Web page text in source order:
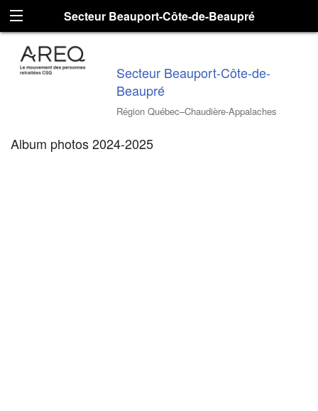
Secteur Beauport-Côte-de-Beaupré
Secteur Beauport-Côte-de-
Beaupré
Région Québec–Chaudière-Appalaches
Album photos 2024-2025